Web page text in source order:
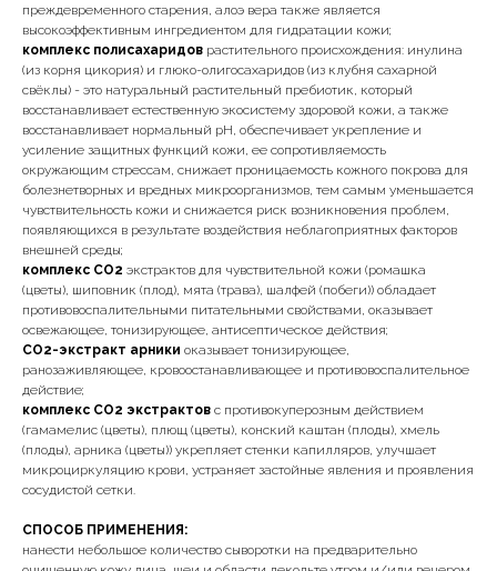
преждевременного старения, алоэ вера также является
высокоэффективным ингредиентом для гидратации кожи;
комплекс полисахаридов растительного происхождения: инулина
(из корня цикория) и глюко-олигосахаридов (из клубня сахарной
свёклы) - это натуральный растительный пребиотик, который
восстанавливает естественную экосистему здоровой кожи, а также
восстанавливает нормальный рН, обеспечивает укрепление и
усиление защитных функций кожи, ее сопротивляемость
окружающим стрессам, снижает проницаемость кожного покрова для
болезнетворных и вредных микроорганизмов, тем самым уменьшается
чувствительность кожи и снижается риск возникновения проблем,
появляющихся в результате воздействия неблагоприятных факторов
внешней среды;
комплекс СО2 экстрактов для чувствительной кожи (ромашка
(цветы), шиповник (плод), мята (трава), шалфей (побеги)) обладает
противовоспалительными питательными свойствами, оказывает
освежающее, тонизирующее, антисептическое действия;
СО2-экстракт арники оказывает тонизирующее,
ранозаживляющее, кровоостанавливающее и противовоспалительное
действие;
комплекс СО2 экстрактов с противокуперозным действием
(гамамелис (цветы), плющ (цветы), конский каштан (плоды), хмель
(плоды), арника (цветы)) укрепляет стенки капилляров, улучшает
микроциркуляцию крови, устраняет застойные явления и проявления
сосудистой сетки.
СПОСОБ ПРИМЕНЕНИЯ:
нанести небольшое количество сыворотки на предварительно